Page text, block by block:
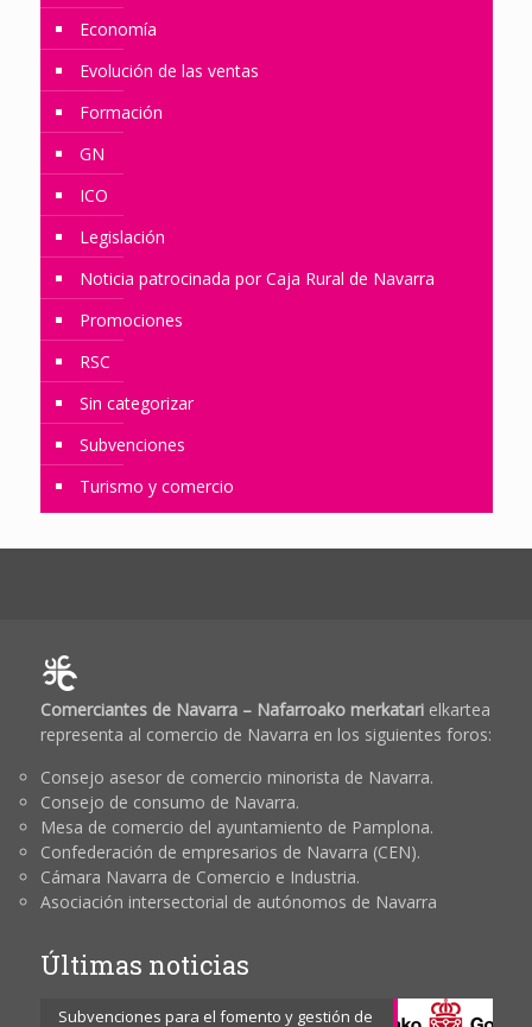
Economía
Evolución de las ventas
Formación
GN
ICO
Legislación
Noticia patrocinada por Caja Rural de Navarra
Promociones
RSC
Sin categorizar
Subvenciones
Turismo y comercio
Comerciantes de Navarra – Nafarroako merkatarielkartea
representa al comercio de Navarra en los siguientes foros:
Consejo asesor de comercio minorista de Navarra.
Consejo de consumo de Navarra.
Mesa de comercio del ayuntamiento de Pamplona.
Confederación de empresarios de Navarra (CEN).
Cámara Navarra de Comercio e Industria.
Asociación intersectorial de autónomos de Navarra
Últimas noticias
Subvenciones para el fomento y gestión de